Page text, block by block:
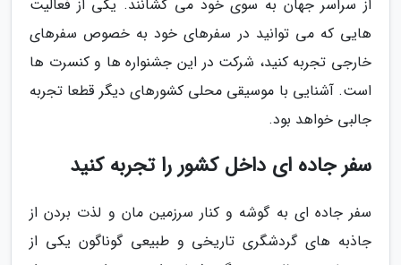
از سراسر جهان به سوی خود می کشانند. یکی از فعالیت
هایی که می توانید در سفرهای خود به خصوص سفرهای
خارجی تجربه کنید، شرکت در این جشنواره ها و کنسرت ها
است. آشنایی با موسیقی محلی کشورهای دیگر قطعا تجربه
جالبی خواهد بود.
سفر جاده ای داخل کشور را تجربه کنید
سفر جاده ای به گوشه و کنار سرزمین مان و لذت بردن از
جاذبه های گردشگری تاریخی و طبیعی گوناگون یکی از